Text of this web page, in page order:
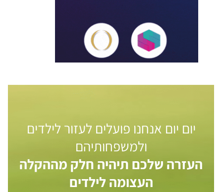
יום יום אנחנו פועלים לעזור לילדים
ולמשפחותיהם
העזרה שלכם תיהיה חלק מההקלה
העצומה לילדים